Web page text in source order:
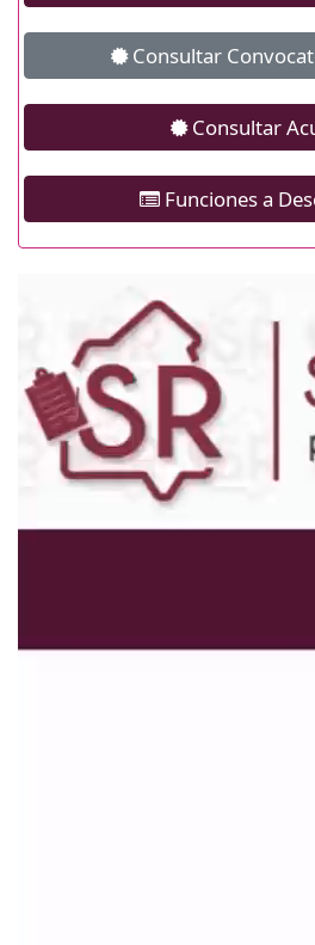
Consultar
Consultar
Funciones a